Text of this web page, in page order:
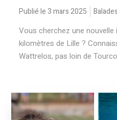
Publié le 3 mars 2025 Balades
Vous cherchez une nouvelle
kilomètres de Lille ?
Wattrelos, pas loin de